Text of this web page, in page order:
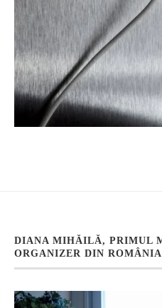
DIANA MIHĂILĂ, PRIMUL
ORGANIZER DIN ROMÂNIA